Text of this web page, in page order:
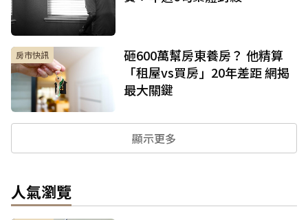
房市快訊
砸600萬幫房東養房？ 他精算
「租屋vs買房」20年差距 網揭
最大關鍵
顯示更多
人氣瀏覽